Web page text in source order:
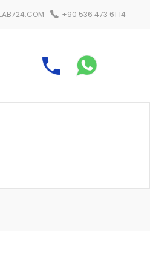
+90 536 473 61 14